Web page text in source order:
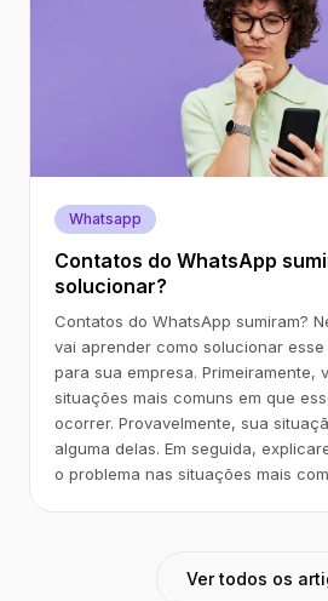
Whatsapp
Contatos do WhatsApp
solucionar?
Contatos do WhatsApp sumiram?
vai aprender como solucionar
para sua empresa. Primeiramente,
situações mais comuns em que
ocorrer. Provavelmente, sua
alguma delas. Em seguida,
o problema nas situações mais
Ver todos os